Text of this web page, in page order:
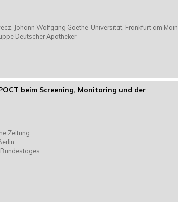
Johann Wolfgang Goethe-Universität, Frankfurt am Main
Deutscher Apotheker
beim Screening, Monitoring und der
Zeitung